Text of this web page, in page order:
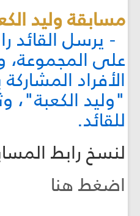
مسابقة وليد الكعبة (10
- يرسل القائد
على
الأفراد
"وليد الكعبة"،
للقائد.
لنسخ رابط
اضغط هنا